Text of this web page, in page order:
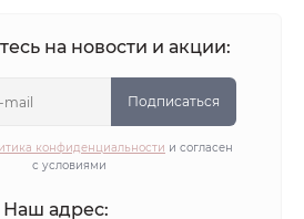
на новости и акции:
Подписаться
конфиденциальности и согласен
с условиями
Наш адрес: